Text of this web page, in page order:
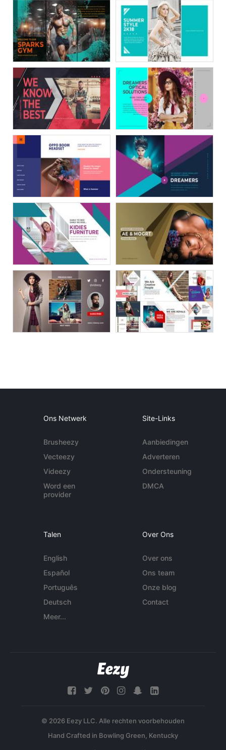
Ons Netwerk
Brusheezy
Vecteezy
Videezy
Word een
provider
Site-Links
Aanbiedingen
Adverteren
Ondersteuning
DMCA
Talen
English
Español
Português
Deutsch
Meer...
Over Ons
Over ons
Ons team
Onze blog
Contact
© 2026 Eezy LLC. Alle rechten voorbehouden